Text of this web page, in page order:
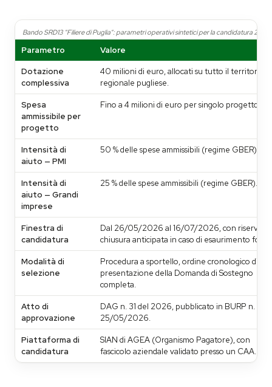
Bando SRD13 "Filiere di Puglia": parametri operativi sintetici per la candidatura
Parametro Valore
Dotazione
complessiva
40 milioni di euro, allocati su tutto il territorio
regionale pugliese.
Spesa
ammissibile per
progetto
Fino a 4 milioni di euro per singolo progetto.
Intensità di
aiuto — PMI
50 % delle spese ammissibili (regime GBER).
Intensità di
aiuto — Grandi
imprese
25 % delle spese ammissibili (regime GBER).
Finestra di
candidatura
Dal 26/05/2026 al 16/07/2026, con riserva di
chiusura anticipata in caso di esaurimento fondi.
Modalità di
selezione
Procedura a sportello, ordine cronologico di
presentazione della Domanda di Sostegno
completa.
Atto di
approvazione
DAG n. 31 del 2026, pubblicato in BURP n. 41
25/05/2026.
Piattaforma di
candidatura
SIAN di AGEA (Organismo Pagatore), con
fascicolo aziendale validato presso un CAA.